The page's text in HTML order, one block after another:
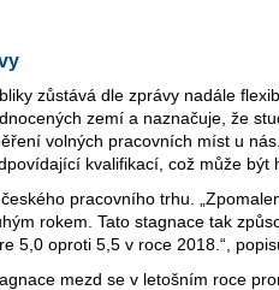
zůstává dle zprávy nadále
zemí a naznačuje, že
volných pracovních míst u
kvalifikací, což může být
pracovního trhu.
rokem. Tato stagnace tak
5,0 oproti 5,5 v roce 2018.“,
mezd se v letošním roce